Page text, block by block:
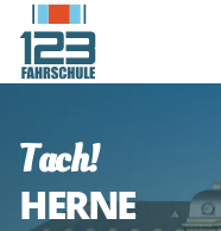
Tach!
HERNE